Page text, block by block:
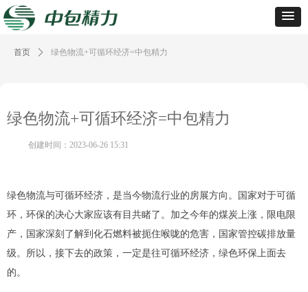
绿色物流+可循环经济=中包精力
绿色物流与可循环经济，是当今物流行业的房展方向。国家对于可循
环，环保的决心大家应该有目共睹了。加之今年的煤炭上涨，限电限
产，国家深刻了解到化石燃料被扼住喉咙的危害，国家管控碳排放量
级。所以，接下去的政策，一定是往可循环经济，绿色环保上面去
的。
创建时间： 2023-06-26 15:31
首页 ꄲ 绿色物流+可循环经济=中包精力